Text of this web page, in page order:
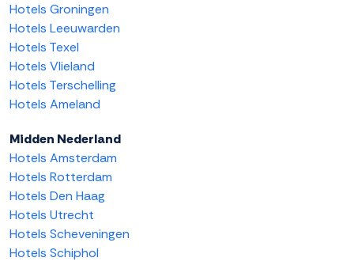
Hotels Groningen
Hotels Leeuwarden
Hotels Texel
Hotels Vlieland
Hotels Terschelling
Hotels Ameland
Midden Nederland
Hotels Amsterdam
Hotels Rotterdam
Hotels Den Haag
Hotels Utrecht
Hotels Scheveningen
Hotels Schiphol